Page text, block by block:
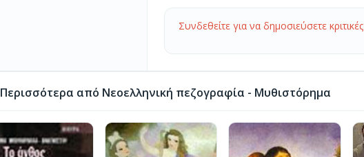
Συνδεθείτε για να δημοσιεύσετε κριτικές
Περισσότερα από Νεοελληνική πεζογραφία - Μυθιστόρημα